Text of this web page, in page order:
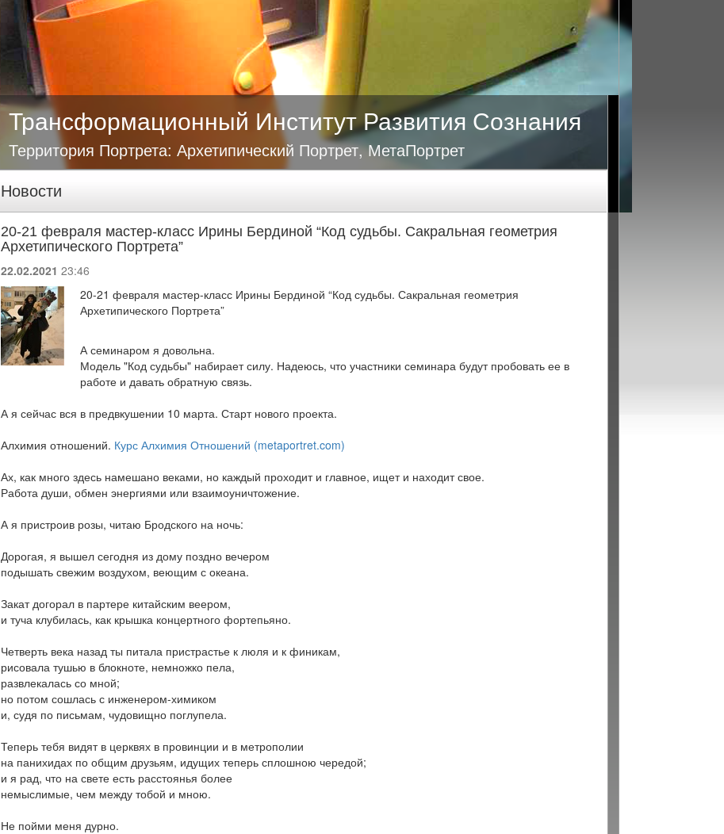
Трансформационный Институт Развития Сознания
Территория Портрета: Архетипический Портрет, МетаПортрет
Новости
20-21 февраля мастер-класс Ирины Бердиной “Код судьбы. Сакральная геометрия
Архетипического Портрета”
22.02.2021 23:46
20-21 февраля мастер-класс Ирины Бердиной “Код судьбы. Сакральная геометрия
Архетипического Портрета”
А семинаром я довольна.
Модель "Код судьбы" набирает силу. Надеюсь, что участники семинара будут пробовать ее в
работе и давать обратную связь.
А я сейчас вся в предвкушении 10 марта. Старт нового проекта.
Алхимия отношений. Курс Алхимия Отношений (metaportret.com)
Ах, как много здесь намешано веками, но каждый проходит и главное, ищет и находит свое.
Работа души, обмен энергиями или взаимоуничтожение.
А я пристроив розы, читаю Бродского на ночь:
Дорогая, я вышел сегодня из дому поздно вечером
подышать свежим воздухом, веющим с океана.
Закат догорал в партере китайским веером,
и туча клубилась, как крышка концертного фортепьяно.
Четверть века назад ты питала пристрастье к люля и к финикам,
рисовала тушью в блокноте, немножко пела,
развлекалась со мной;
но потом сошлась с инженером-химиком
и, судя по письмам, чудовищно поглупела.
Теперь тебя видят в церквях в провинции и в метрополии
на панихидах по общим друзьям, идущих теперь сплошною чередой;
и я рад, что на свете есть расстоянья более
немыслимые, чем между тобой и мною.
Не пойми меня дурно.